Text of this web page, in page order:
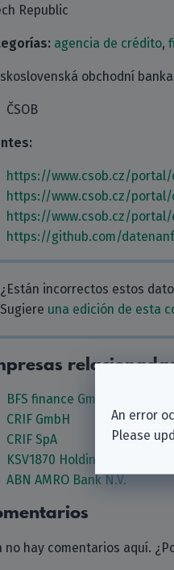
Republic
agencia de crédito,
obchodní
ČSOB
https://www.csob.cz/portal/
https://www.csob.cz/
https://www.csob.cz/
https://github.com/
¿Están incorrectos estos
Sugiere una edición de esta
BFS finance GmbH
CRIF GmbH
CRIF SpA
KSV1870 Holding AG
ABN AMRO Bank N.V.
no hay comentarios aquí.
An error
Please